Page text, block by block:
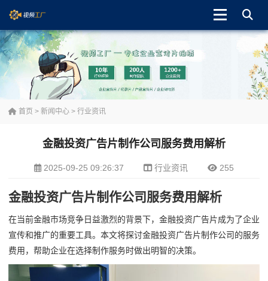
首页 > 新闻中心 > 行业资讯
金融投资广告片制作公司服务费用解析
2025-09-25 09:26:37 行业资讯 255
金融投资广告片制作公司服务费用解析
在当前金融市场竞争日益激烈的背景下，金融投资广告片成为了企业
宣传和推广的重要工具。本文将探讨金融投资广告片制作公司的服务
费用，帮助企业在选择制作服务时做出明智的决策。